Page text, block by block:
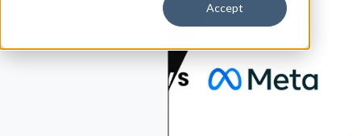
Accept